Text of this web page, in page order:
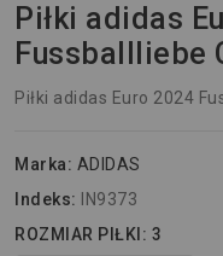
Piłki adidas
Fussballliebe
Piłki adidas Euro 2024
Marka: ADIDAS
Indeks:
IN9373
ROZMIAR PIŁKI: 3